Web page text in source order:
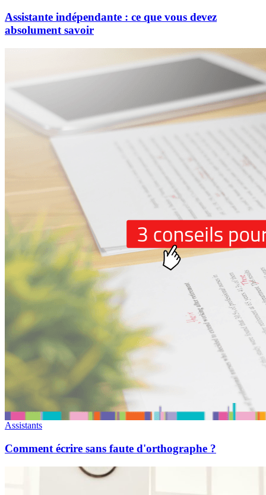
Assistante indépendante : ce que vous devez
absolument savoir
Assistants
Comment écrire sans faute d'orthographe ?